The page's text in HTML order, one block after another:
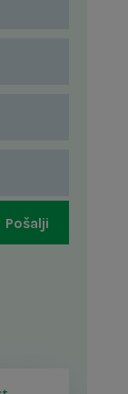
Pošalji